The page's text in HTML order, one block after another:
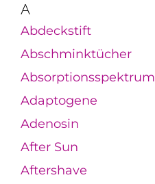
A
Abdeckstift
Abschminktücher
Absorptionsspektrum
Adaptogene
Adenosin
After Sun
Aftershave